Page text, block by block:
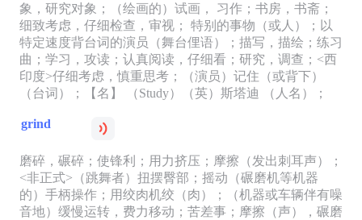
象，研究对象；（绘画的）试画， 习作；书房，书斋；
细致考虑，仔细检查，审视； 特别的事物（或人）；以
特定速度背台词的演员（舞台俚语）；描写，描绘；练习
曲；学习，攻读；认真阅读，仔细看；研究，调查；<西
印度>仔细考虑，慎重思考；（演员）记住（或背下）
（台词）；【名】 （Study）（英）斯塔迪 （人名）；
grind
磨碎，碾碎；使锋利；用力挤压；摩擦（发出刺耳声）；
<非正式>（跳舞者）扭摆臀部；摇动（碾磨机等机器
的）手柄操作；用绞肉机绞（肉）；（机器或车辆伴有噪
音地）缓慢运转，费力移动；苦差事；摩擦（声），碾磨